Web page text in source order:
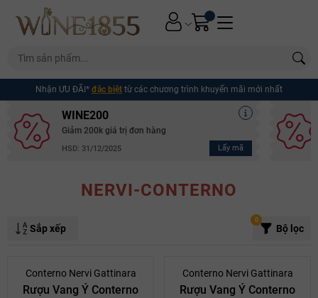
Nhận ƯU ĐÃI* đặc biệt từ các chương trình khuyến mãi mới nhất
WINE200
Giảm 200k giá trị đơn hàng
HSD: 31/12/2025 Lấy mã
NERVI-CONTERNO
Sắp xếp Bộ lọc
0
Conterno Nervi Gattinara
Rượu Vang Ý Conterno
- 10%
Conterno Nervi Gattinara
Rượu Vang Ý Conterno